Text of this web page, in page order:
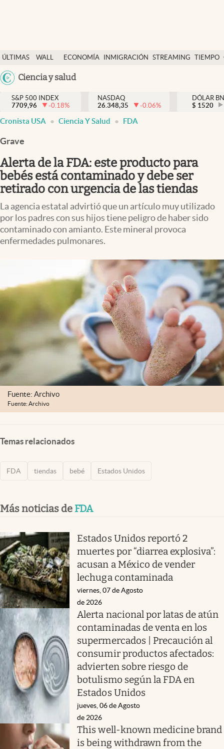
ÚLTIMAS
NOTICIAS
WALL
DÓLAR
ECONOMÍA INMIGRACIÓN STREAMING TIEMPO
México
Ciencia y salud
Finanzas y economía
Wall Street y dólar
Inmigración
Espiritual
Streaming
PC y mobile
Lifestyle
S&P 500 INDEX
7709,96
-0.18%
NASDAQ
26.348,35
-0.06%
DÓLAR
$ 1520
Cronista USA Ciencia Y Salud FDA
Grave
Alerta de la FDA: este producto para
bebés está contaminado y debe ser
retirado con urgencia de las tiendas
La agencia estatal advirtió que un artículo muy utilizado
por los padres con sus hijos tiene peligro de haber sido
contaminado con amianto. Este mineral provoca
enfermedades pulmonares.
Fuente: Archivo
Fuente: Archivo
Temas relacionados
FDA tiendas bebé Estados Unidos
Más noticias de FDA
Estados Unidos reportó 2
muertes por “diarrea explosiva”:
acusan a México de vender
lechuga contaminada
viernes, 07 de Agosto
de 2026
Alerta nacional por latas de atún
contaminadas de venta en los
supermercados | Precaución al
consumir productos afectados:
advierten sobre riesgo de
botulismo según la FDA en
Estados Unidos
jueves, 06 de Agosto
de 2026
This well-known medicine brand
is being withdrawn from the